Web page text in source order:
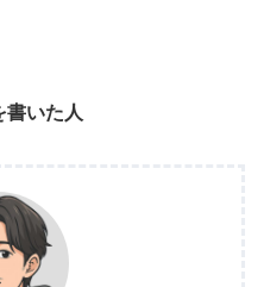
書いた人